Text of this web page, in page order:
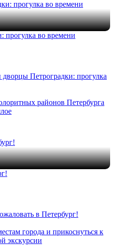
прогулка во времени
районов Петербурга
города и прикоснуться к
экскурсии